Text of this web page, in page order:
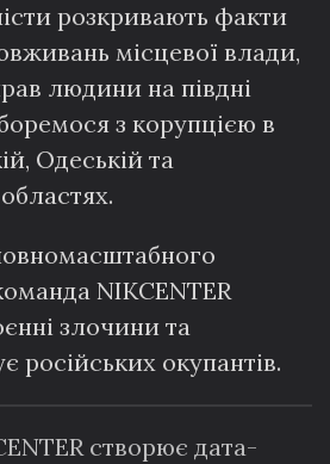
розкривають факти
місцевої влади,
людини на півдні
з корупцією в
Одеській та
NIKCENTER
злочини та
російських окупантів.
створює дата-